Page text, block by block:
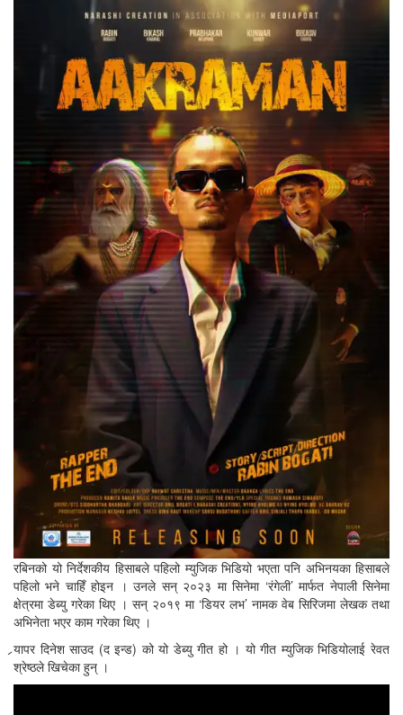
रबिनको यो निर्देशकीय हिसाबले पहिलो म्युजिक भिडियो भएता पनि अभिनयका हिसाबले
पहिलो भने चाहिँ होइन । उनले सन् २०२३ मा सिनेमा ‘रंगेली’ मार्फत नेपाली सिनेमा
क्षेत्रमा डेब्यु गरेका थिए । सन् २०१९ मा ‘डियर लभ’ नामक वेब सिरिजमा लेखक तथा
अभिनेता भएर काम गरेका थिए ।
र्‍यापर दिनेश साउद (द इन्ड) को यो डेब्यु गीत हो । यो गीत म्युजिक भिडियोलाई रेवत
श्रेष्ठले खिचेका हुन् ।